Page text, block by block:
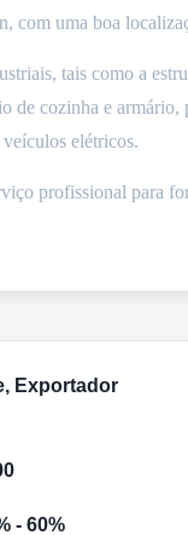
com uma boa
tais como a
de cozinha e armário,
elétricos.
profissional para
Exportador
- 60%